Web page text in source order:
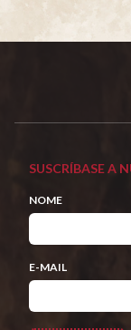
SUSCRÍBASE A
NOME
E-MAIL